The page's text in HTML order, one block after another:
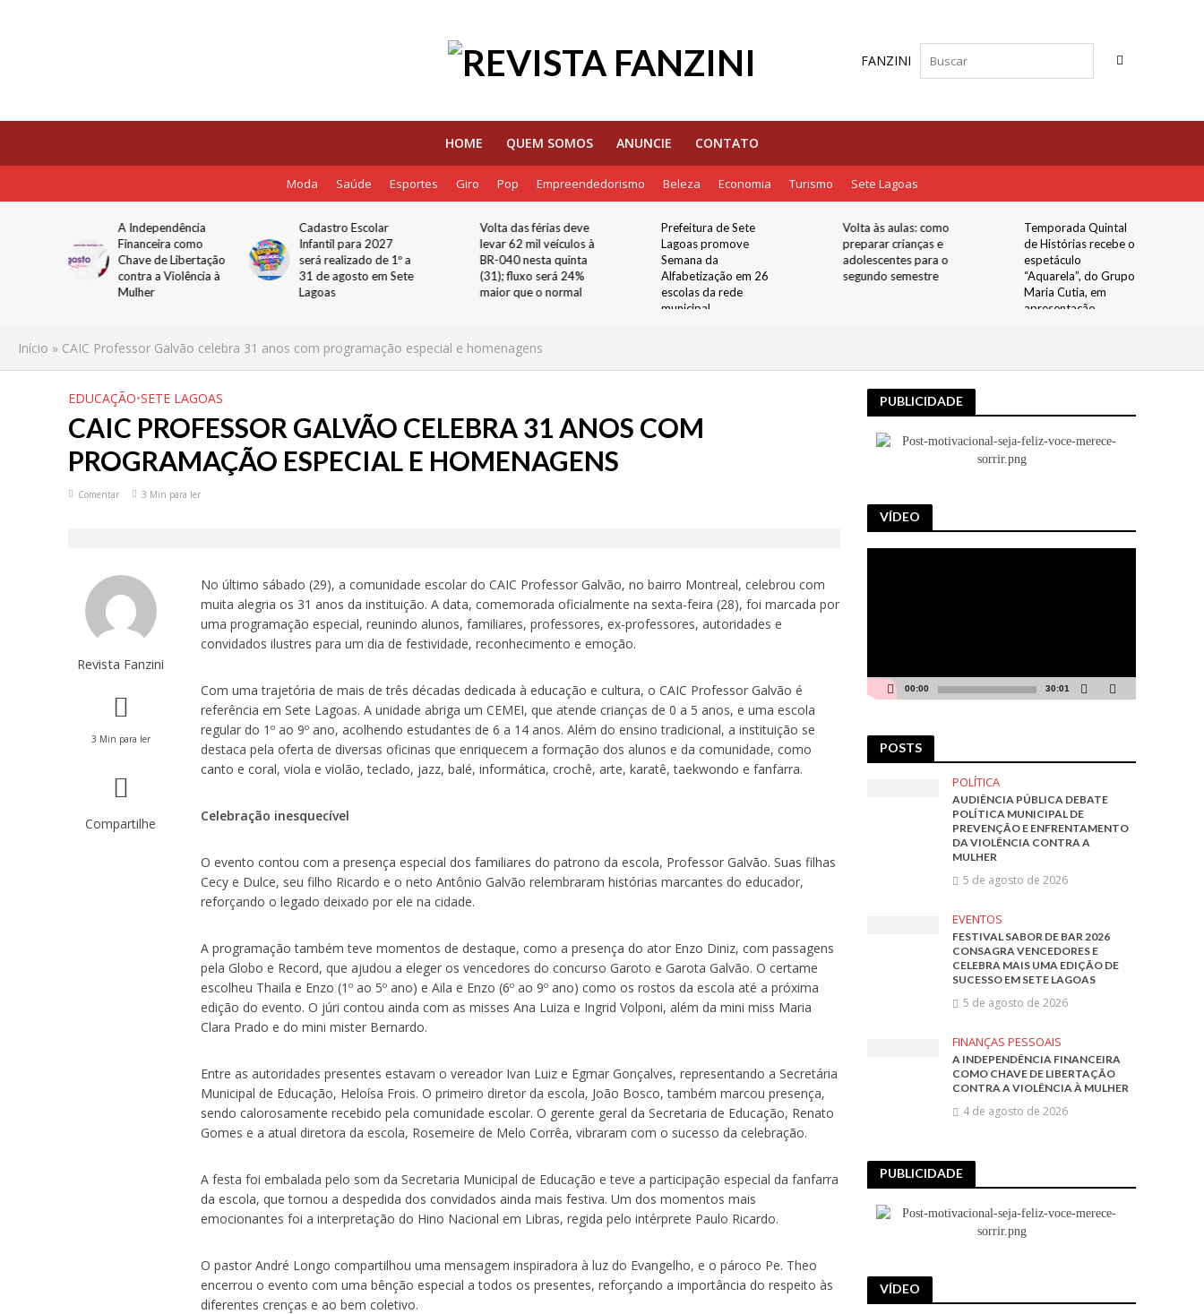
FANZINI
HOME QUEM SOMOS ANUNCIE CONTATO
Moda Saúde Esportes Giro Pop Empreendedorismo Beleza Economia Turismo Sete Lagoas
Cadastro Escolar
Infantil para 2027
será realizado de 1º a
31 de agosto em Sete
Lagoas
Volta das férias deve
levar 62 mil veículos à
BR-040 nesta quinta
(31); fluxo será 24%
maior que o normal
Prefeitura de Sete
Lagoas promove
Semana da
Alfabetização em 26
escolas da rede
Volta às aulas: como
preparar crianças e
adolescentes para o
segundo semestre
Temporada Quintal
de Histórias recebe o
espetáculo
“Aquarela”, do Grupo
Bolsa Família: CAIXA
inicia o pagamento
para beneficiários
com NIS terminado
em 9
Início » CAIC Professor Galvão celebra 31 anos com programação especial e homenagens
EDUCAÇÃO•SETE LAGOAS
CAIC PROFESSOR GALVÃO CELEBRA 31 ANOS COM
PROGRAMAÇÃO ESPECIAL E HOMENAGENS
Comentar 3 Min para ler
Revista Fanzini
3 Min para ler
Compartilhe
No último sábado (29), a comunidade escolar do CAIC Professor Galvão, no bairro Montreal, celebrou com
muita alegria os 31 anos da instituição. A data, comemorada oficialmente na sexta-feira (28), foi marcada por
uma programação especial, reunindo alunos, familiares, professores, ex-professores, autoridades e
convidados ilustres para um dia de festividade, reconhecimento e emoção.
Com uma trajetória de mais de três décadas dedicada à educação e cultura, o CAIC Professor Galvão é
referência em Sete Lagoas. A unidade abriga um CEMEI, que atende crianças de 0 a 5 anos, e uma escola
regular do 1º ao 9º ano, acolhendo estudantes de 6 a 14 anos. Além do ensino tradicional, a instituição se
destaca pela oferta de diversas oficinas que enriquecem a formação dos alunos e da comunidade, como
canto e coral, viola e violão, teclado, jazz, balé, informática, crochê, arte, karatê, taekwondo e fanfarra.
Celebração inesquecível
O evento contou com a presença especial dos familiares do patrono da escola, Professor Galvão. Suas filhas
Cecy e Dulce, seu filho Ricardo e o neto Antônio Galvão relembraram histórias marcantes do educador,
reforçando o legado deixado por ele na cidade.
A programação também teve momentos de destaque, como a presença do ator Enzo Diniz, com passagens
pela Globo e Record, que ajudou a eleger os vencedores do concurso Garoto e Garota Galvão. O certame
escolheu Thaila e Enzo (1º ao 5º ano) e Aila e Enzo (6º ao 9º ano) como os rostos da escola até a próxima
edição do evento. O júri contou ainda com as misses Ana Luiza e Ingrid Volponi, além da mini miss Maria
Clara Prado e do mini mister Bernardo.
Entre as autoridades presentes estavam o vereador Ivan Luiz e Egmar Gonçalves, representando a Secretária
Municipal de Educação, Heloísa Frois. O primeiro diretor da escola, João Bosco, também marcou presença,
sendo calorosamente recebido pela comunidade escolar. O gerente geral da Secretaria de Educação, Renato
Gomes e a atual diretora da escola, Rosemeire de Melo Corrêa, vibraram com o sucesso da celebração.
A festa foi embalada pelo som da Secretaria Municipal de Educação e teve a participação especial da fanfarra
da escola, que tornou a despedida dos convidados ainda mais festiva. Um dos momentos mais
emocionantes foi a interpretação do Hino Nacional em Libras, regida pelo intérprete Paulo Ricardo.
O pastor André Longo compartilhou uma mensagem inspiradora à luz do Evangelho, e o pároco Pe. Theo
encerrou o evento com uma bênção especial a todos os presentes, reforçando a importância do respeito às
diferentes crenças e ao bem coletivo.
PUBLICIDADE
VÍDEO
00:00 30:01
POSTS
POLÍTICA
AUDIÊNCIA PÚBLICA DEBATE
POLÍTICA MUNICIPAL DE
PREVENÇÃO E ENFRENTAMENTO
DA VIOLÊNCIA CONTRA A
MULHER
5 de agosto de 2026
EVENTOS
FESTIVAL SABOR DE BAR 2026
CONSAGRA VENCEDORES E
CELEBRA MAIS UMA EDIÇÃO DE
SUCESSO EM SETE LAGOAS
5 de agosto de 2026
FINANÇAS PESSOAIS
A INDEPENDÊNCIA FINANCEIRA
COMO CHAVE DE LIBERTAÇÃO
CONTRA A VIOLÊNCIA À MULHER
4 de agosto de 2026
PUBLICIDADE
VÍDEO